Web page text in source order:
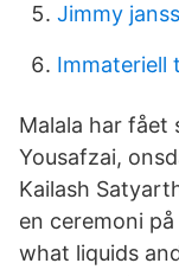
Jimmy
Immateriell
Malala har fået
Yousafzai,
Kailash
en ceremoni
what liquids